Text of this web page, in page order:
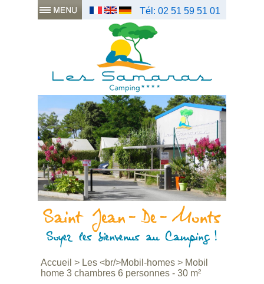
Tél: 02 51 59 51 01
Accueil > Les <br/>Mobil-homes > Mobil
home 3 chambres 6 personnes - 30 m²